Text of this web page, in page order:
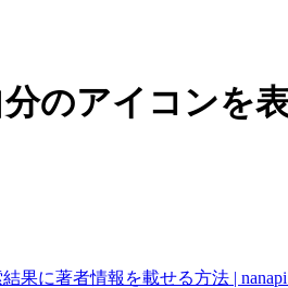
のアイコンを
果に著者情報を載せる方法 |